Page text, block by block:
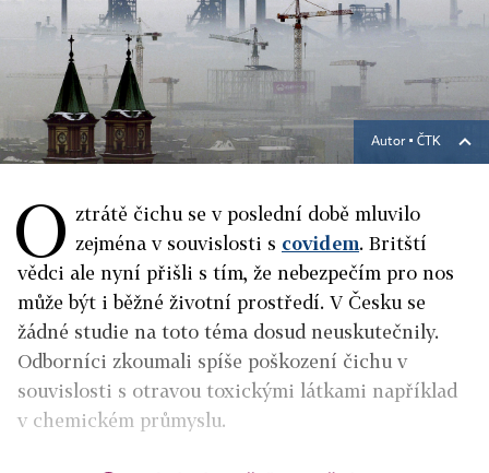
Autor ▪ ČTK
O ztrátě čichu se v poslední době mluvilo
zejména v souvislosti s covidem. Britští
vědci ale nyní přišli s tím, že nebezpečím pro nos
může být i běžné životní prostředí. V Česku se
žádné studie na toto téma dosud neuskutečnily.
Odborníci zkoumali spíše poškození čichu v
souvislosti s otravou toxickými látkami například
v chemickém průmyslu.